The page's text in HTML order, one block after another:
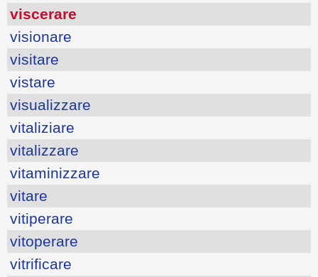
viscerare
visionare
visitare
vistare
visualizzare
vitaliziare
vitalizzare
vitaminizzare
vitare
vitiperare
vitoperare
vitrificare